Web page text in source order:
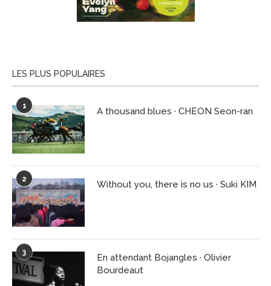
LES PLUS POPULAIRES
1 A thousand blues · CHEON Seon-ran
2 Without you, there is no us · Suki KIM
3
En attendant Bojangles · Olivier
Bourdeaut